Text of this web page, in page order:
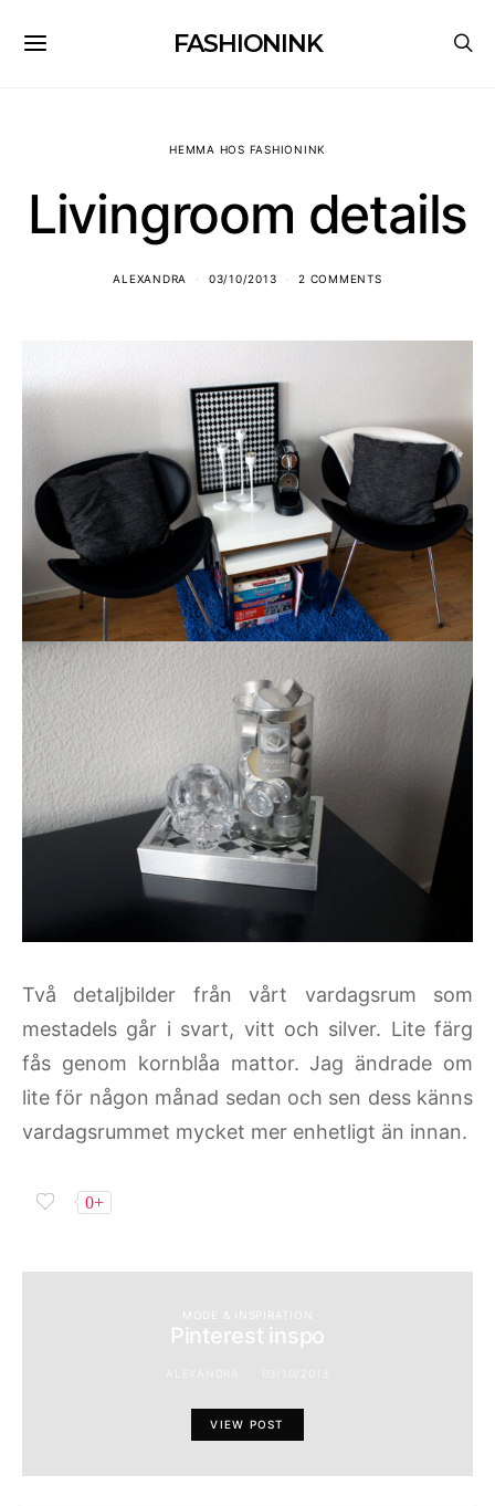
FASHIONINK
HEMMA HOS FASHIONINK
Livingroom details
ALEXANDRA 03/10/2013 2 COMMENTS
Två detaljbilder från vårt vardagsrum som
mestadels går i svart, vitt och silver. Lite färg
fås genom kornblåa mattor. Jag ändrade om
lite för någon månad sedan och sen dess känns
vardagsrummet mycket mer enhetligt än innan.
0+
MODE & INSPIRATION
Pinterest inspo
VIEW POST